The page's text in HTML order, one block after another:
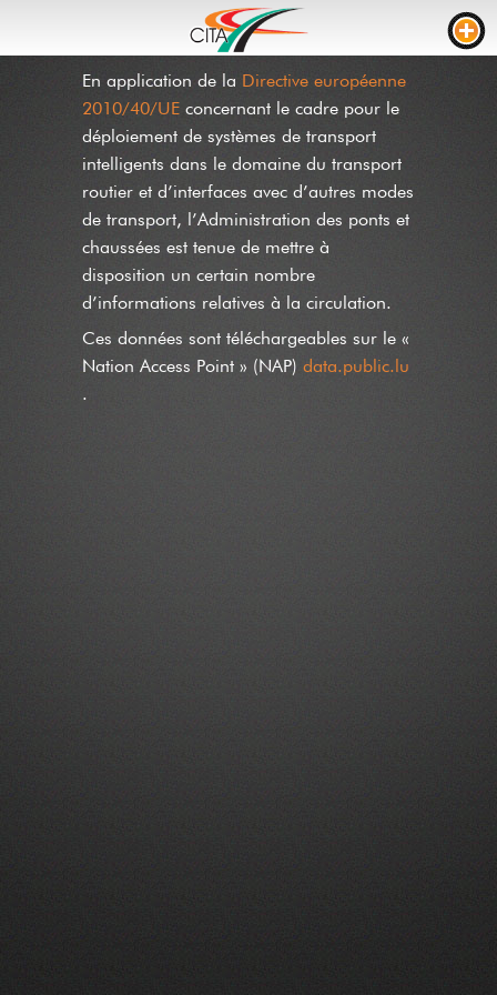
TRAFIC
WEBCAMS
LIVE STREAM
CHANTIERS
TEMPS DE PARCOURS
PARKING CAMION
RTL
CHANTIERS
INCIDENTS
En application de la Directive européenne
2010/40/UE concernant le cadre pour le
déploiement de systèmes de transport
intelligents dans le domaine du transport
routier et d’interfaces avec d’autres modes
de transport, l’Administration des ponts et
chaussées est tenue de mettre à
disposition un certain nombre
d’informations relatives à la circulation.
Ces données sont téléchargeables sur le «
Nation Access Point » (NAP) data.public.lu
.